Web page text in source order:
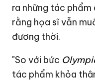
ra những tác
rằng họa sĩ vẫn
đương thời.
"So với bức
tác phẩm khỏa